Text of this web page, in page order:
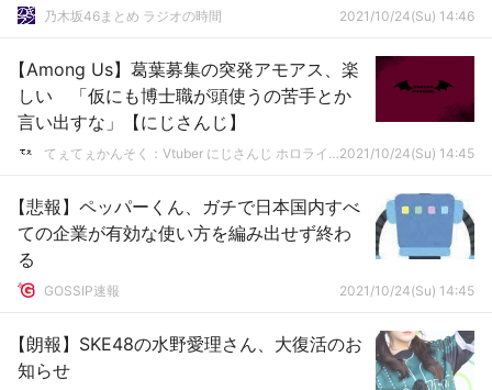
乃木坂46まとめ ラジオの時間 2021/10/24(Su) 14:46
【Among Us】葛葉募集の突発アモアス、楽
しい 「仮にも博士職が頭使うの苦手とか
言い出すな」【にじさんじ】
てぇてぇかんそく：Vtuber にじさんじ ホロライブまとめ2021/10/24(Su) 14:45
【悲報】ペッパーくん、ガチで日本国内すべ
ての企業が有効な使い方を編み出せず終わ
る
GOSSIP速報 2021/10/24(Su) 14:45
【朗報】SKE48の水野愛理さん、大復活のお
知らせ